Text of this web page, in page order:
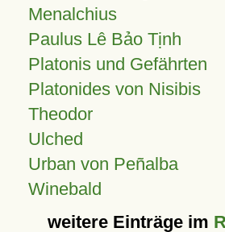
Menalchius
Paulus Lê Bảo Tịnh
Platonis und Gefährten
Platonides von Nisibis
Theodor
Ulched
Urban von Peñalba
Winebald
weitere Einträge im